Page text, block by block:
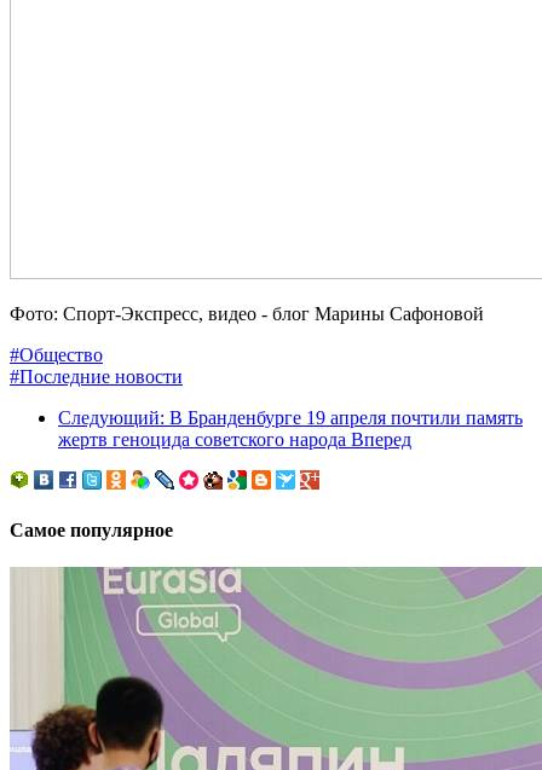
Фото: Спорт-Экспресс, видео - блог Марины Сафоновой
#Общество
#Последние новости
Следующий: В Бранденбурге 19 апреля почтили память
жертв геноцида советского народа Вперед
Самое популярное